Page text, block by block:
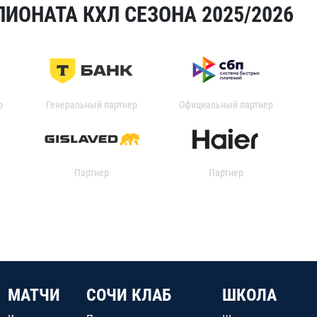
КХЛ СЕЗОНА 2025/2026
Генеральный партнер Официальный партнер
Партнер Партнер
МАТЧИ СОЧИ КЛАБ ШКОЛА